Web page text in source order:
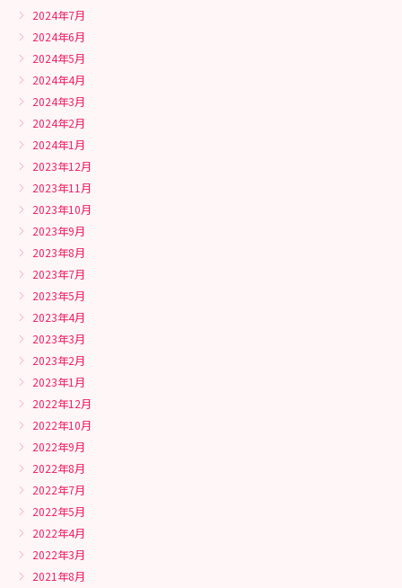
2024年7月
2024年6月
2024年5月
2024年4月
2024年3月
2024年2月
2024年1月
2023年12月
2023年11月
2023年10月
2023年9月
2023年8月
2023年7月
2023年5月
2023年4月
2023年3月
2023年2月
2023年1月
2022年12月
2022年10月
2022年9月
2022年8月
2022年7月
2022年5月
2022年4月
2022年3月
2021年8月